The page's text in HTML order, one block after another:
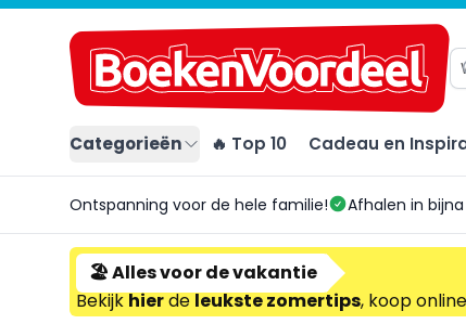
Categorieën 🔥 Top 10 Cadeau en
Ontspanning voor de hele familie! Afhalen in bijna
🏖️ Alles voor de vakantie
Bekijkhierdeleukste zomertips, koop